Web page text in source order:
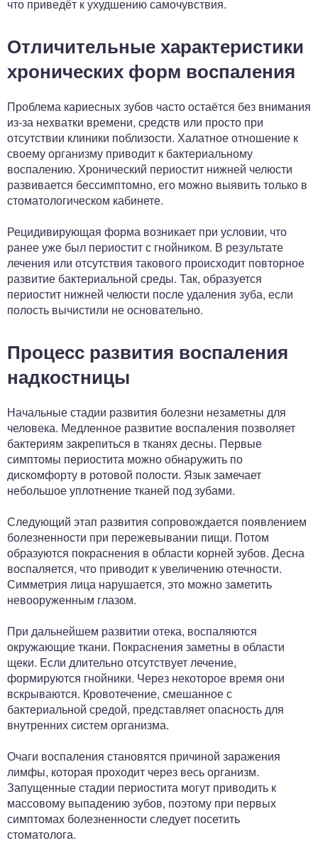
что приведёт к ухудшению самочувствия.
Отличительные характеристики
хронических форм воспаления
Проблема кариесных зубов часто остаётся без внимания
из-за нехватки времени, средств или просто при
отсутствии клиники поблизости. Халатное отношение к
своему организму приводит к бактериальному
воспалению. Хронический периостит нижней челюсти
развивается бессимптомно, его можно выявить только в
стоматологическом кабинете.
Рецидивирующая форма возникает при условии, что
ранее уже был периостит с гнойником. В результате
лечения или отсутствия такового происходит повторное
развитие бактериальной среды. Так, образуется
периостит нижней челюсти после удаления зуба, если
полость вычистили не основательно.
Процесс развития воспаления
надкостницы
Начальные стадии развития болезни незаметны для
человека. Медленное развитие воспаления позволяет
бактериям закрепиться в тканях десны. Первые
симптомы периостита можно обнаружить по
дискомфорту в ротовой полости. Язык замечает
небольшое уплотнение тканей под зубами.
Следующий этап развития сопровождается появлением
болезненности при пережевывании пищи. Потом
образуются покраснения в области корней зубов. Десна
воспаляется, что приводит к увеличению отечности.
Симметрия лица нарушается, это можно заметить
невооруженным глазом.
При дальнейшем развитии отека, воспаляются
окружающие ткани. Покраснения заметны в области
щеки. Если длительно отсутствует лечение,
формируются гнойники. Через некоторое время они
вскрываются. Кровотечение, смешанное с
бактериальной средой, представляет опасность для
внутренних систем организма.
Очаги воспаления становятся причиной заражения
лимфы, которая проходит через весь организм.
Запущенные стадии периостита могут приводить к
массовому выпадению зубов, поэтому при первых
симптомах болезненности следует посетить
стоматолога.